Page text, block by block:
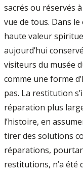
sacrés ou réservés
vue de tous. Dans
haute valeur
aujourd’hui
visiteurs du musée
comme une forme
pas. La restitution
réparation plus
l’histoire, en
tirer des solutions
réparations,
restitutions, n’a été